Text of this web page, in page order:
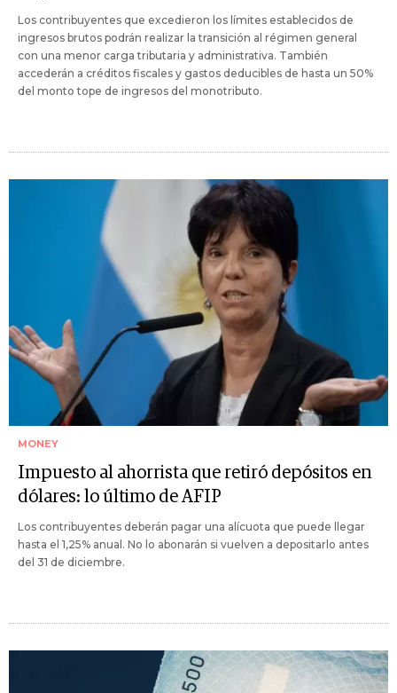
Los contribuyentes que excedieron los límites establecidos de
ingresos brutos podrán realizar la transición al régimen general
con una menor carga tributaria y administrativa. También
accederán a créditos fiscales y gastos deducibles de hasta un 50%
del monto tope de ingresos del monotributo.
MONEY
Impuesto al ahorrista que retiró depósitos en
dólares: lo último de AFIP
Los contribuyentes deberán pagar una alícuota que puede llegar
hasta el 1,25% anual. No lo abonarán si vuelven a depositarlo antes
del 31 de diciembre.